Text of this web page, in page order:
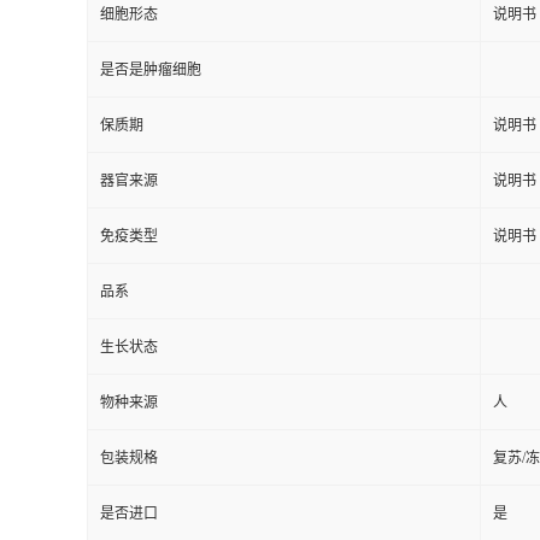
细胞形态 说明书
是否是肿瘤细胞
保质期 说明书
器官来源 说明书
免疫类型 说明书
品系
生长状态
物种来源 人
包装规格 复苏/
是否进口 是